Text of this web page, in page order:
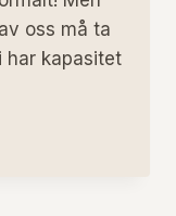
oss må ta
har kapasitet